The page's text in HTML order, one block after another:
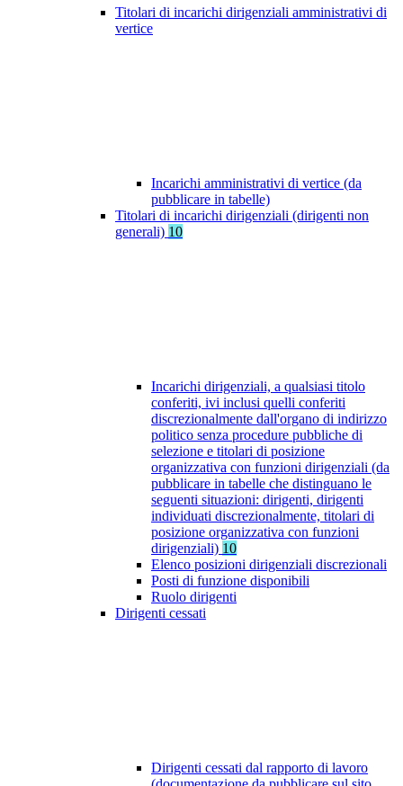
Titolari di incarichi dirigenziali amministrativi di
vertice
Incarichi amministrativi di vertice (da
pubblicare in tabelle)
Titolari di incarichi dirigenziali (dirigenti non
generali) 10
Incarichi dirigenziali, a qualsiasi titolo
conferiti, ivi inclusi quelli conferiti
discrezionalmente dall'organo di indirizzo
politico senza procedure pubbliche di
selezione e titolari di posizione
organizzativa con funzioni dirigenziali (da
pubblicare in tabelle che distinguano le
seguenti situazioni: dirigenti, dirigenti
individuati discrezionalmente, titolari di
posizione organizzativa con funzioni
dirigenziali) 10
Elenco posizioni dirigenziali discrezionali
Posti di funzione disponibili
Ruolo dirigenti
Dirigenti cessati
Dirigenti cessati dal rapporto di lavoro